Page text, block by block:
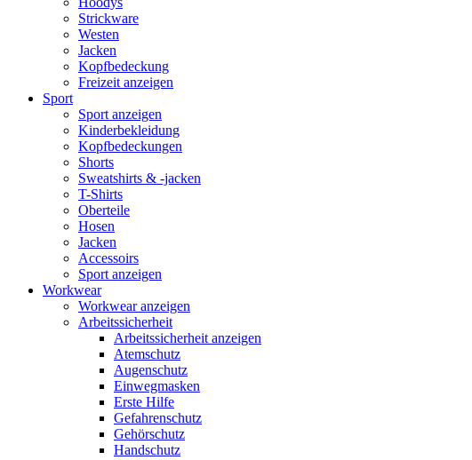
Strickware
Westen
Jacken
Kopfbedeckung
Freizeit anzeigen
Sport
Sport anzeigen
Kinderbekleidung
Kopfbedeckungen
Shorts
Sweatshirts & -jacken
T-Shirts
Oberteile
Hosen
Jacken
Accessoirs
Sport anzeigen
Workwear
Workwear anzeigen
Arbeitssicherheit
Arbeitssicherheit anzeigen
Atemschutz
Augenschutz
Einwegmasken
Erste Hilfe
Gefahrenschutz
Gehörschutz
Handschutz